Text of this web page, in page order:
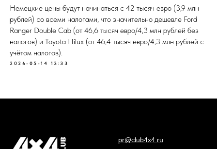
Немецкие цены будут начинаться с 42 тысяч евро (3,9 млн
рублей) со всеми налогами, что значительно дешевле Ford
Ranger Double Cab (от 46,6 тысяч евро/4,3 млн рублей без
налогов) и Toyota Hilux (от 46,4 тысяч евро/4,3 млн рублей с
учётом налогов).
2026-05-14 13:33
pr@club4x4.ru